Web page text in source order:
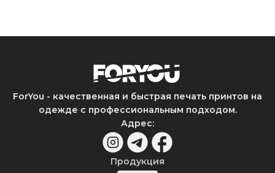
ForYou - качественная и быстрая печать принтов на
одежде с профессиональным подходом.
Адрес:
Продукция